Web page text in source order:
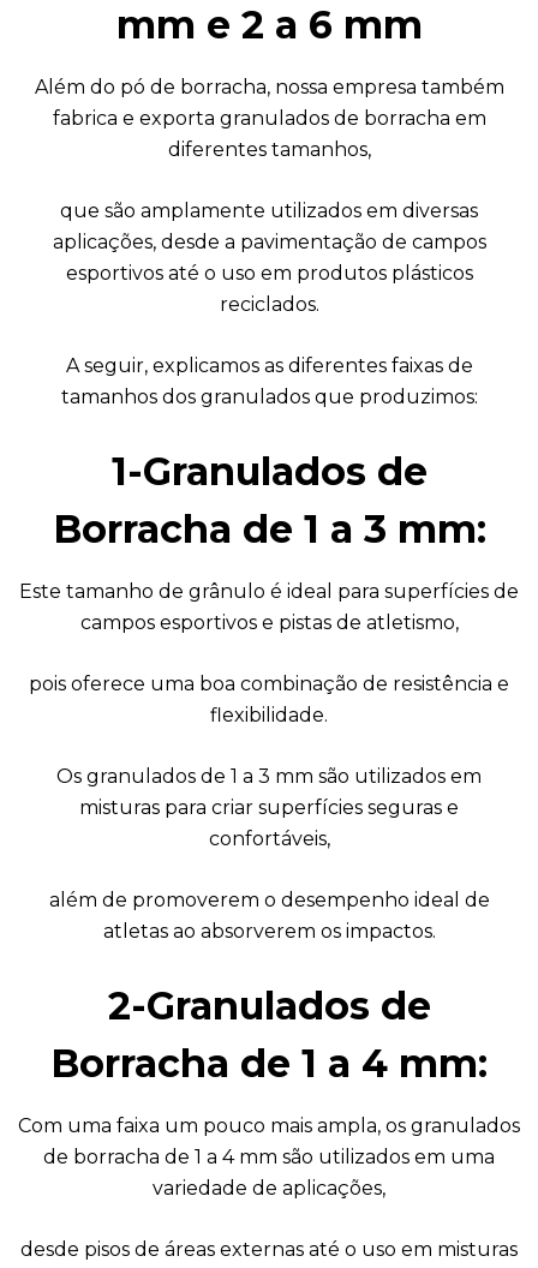
mm e 2 a 6 mm
Além do pó de borracha, nossa empresa também
fabrica e exporta granulados de borracha em
diferentes tamanhos,
que são amplamente utilizados em diversas
aplicações, desde a pavimentação de campos
esportivos até o uso em produtos plásticos
reciclados.
A seguir, explicamos as diferentes faixas de
tamanhos dos granulados que produzimos:
1-Granulados de
Borracha de 1 a 3 mm:
Este tamanho de grânulo é ideal para superfícies de
campos esportivos e pistas de atletismo,
pois oferece uma boa combinação de resistência e
flexibilidade.
Os granulados de 1 a 3 mm são utilizados em
misturas para criar superfícies seguras e
confortáveis,
além de promoverem o desempenho ideal de
atletas ao absorverem os impactos.
2-Granulados de
Borracha de 1 a 4 mm:
Com uma faixa um pouco mais ampla, os granulados
de borracha de 1 a 4 mm são utilizados em uma
variedade de aplicações,
desde pisos de áreas externas até o uso em misturas